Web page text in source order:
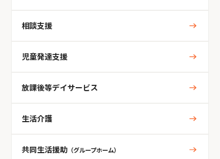
相談支援
児童発達支援
放課後等デイサービス
生活介護
共同生活援助 （グループホーム）